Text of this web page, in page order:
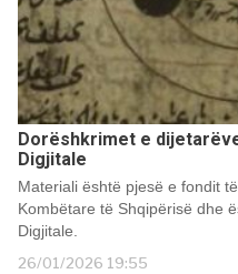
Dorëshkrimet e
Digjitale
Materiali është pjesë e fondit
Kombëtare të Shqipërisë dhe
Digjitale.
26/01/2026 19:55